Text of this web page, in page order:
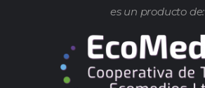
es un producto de: